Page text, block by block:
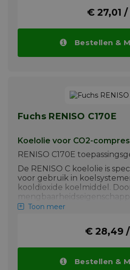
De toepassingsgebieden
gebieden van industriële en
€ 27,01 /
Bestellen &
Fuchs RENISO C170E
Koelolie voor CO2-
RENISO C170E
De RENISO C koelolie is
voor gebruik in
kooldioxide koelmiddel.
bij lage
De toepassingsgebieden
gebieden van industriële en
Toon meer
€ 28,49
Bestellen &